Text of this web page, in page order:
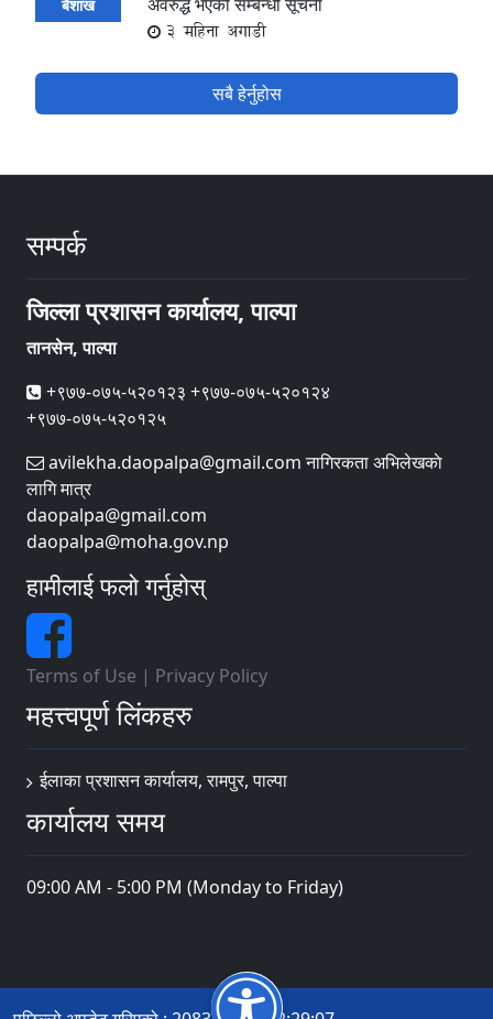
बैशाख
3 महिना अगाडी
सबै हेर्नुहोस
सम्पर्क
जिल्ला प्रशासन कार्यालय, पाल्पा
तानसेन, पाल्पा
+९७७-०७५-५२०१२३ +९७७-०७५-५२०१२४
+९७७-०७५-५२०१२५
avilekha.daopalpa@gmail.com नागिरकता अभिलेखकाे
लागि मात्र
daopalpa@gmail.com
daopalpa@moha.gov.np
हामीलाई फलो गर्नुहोस्
Terms of Use | Privacy Policy
महत्त्वपूर्ण लिंकहरु
ईलाका प्रशासन कार्यालय, रामपुर, पाल्पा
कार्यालय समय
09:00 AM - 5:00 PM (Monday to Friday)